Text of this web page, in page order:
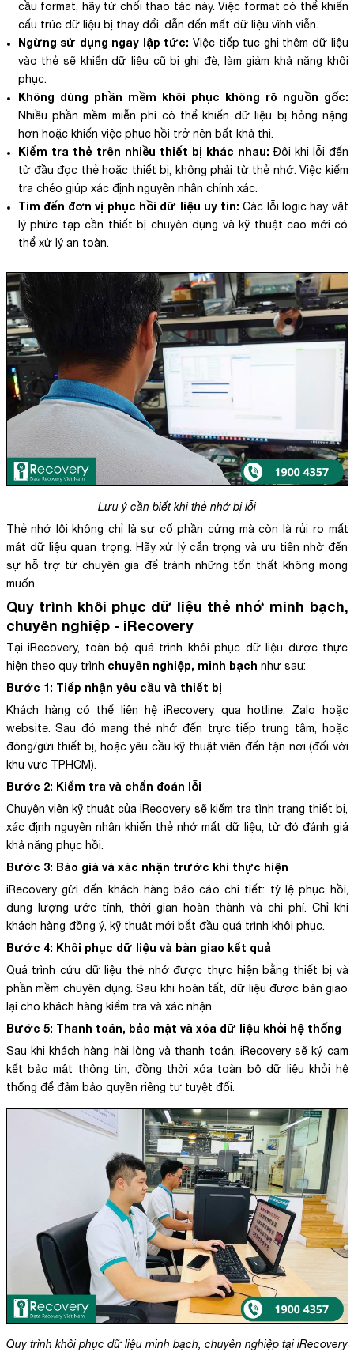
cầu format, hãy từ chối thao tác này. Việc format có thể khiến
cấu trúc dữ liệu bị thay đổi, dẫn đến mất dữ liệu vĩnh viễn.
Ngừng sử dụng ngay lập tức: Việc tiếp tục ghi thêm dữ liệu
vào thẻ sẽ khiến dữ liệu cũ bị ghi đè, làm giảm khả năng khôi
phục.
Không dùng phần mềm khôi phục không rõ nguồn gốc:
Nhiều phần mềm miễn phí có thể khiến dữ liệu bị hỏng nặng
hơn hoặc khiến việc phục hồi trở nên bất khả thi.
Kiểm tra thẻ trên nhiều thiết bị khác nhau: Đôi khi lỗi đến
từ đầu đọc thẻ hoặc thiết bị, không phải từ thẻ nhớ. Việc kiểm
tra chéo giúp xác định nguyên nhân chính xác.
Tìm đến đơn vị phục hồi dữ liệu uy tín: Các lỗi logic hay vật
lý phức tạp cần thiết bị chuyên dụng và kỹ thuật cao mới có
thể xử lý an toàn.
Lưu ý cần biết khi thẻ nhớ bị lỗi
Thẻ nhớ lỗi không chỉ là sự cố phần cứng mà còn là rủi ro mất
mát dữ liệu quan trọng. Hãy xử lý cẩn trọng và ưu tiên nhờ đến
sự hỗ trợ từ chuyên gia để tránh những tổn thất không mong
muốn.
Quy trình khôi phục dữ liệu thẻ nhớ minh bạch,
chuyên nghiệp - iRecovery
Tại iRecovery, toàn bộ quá trình khôi phục dữ liệu được thực
hiện theo quy trình chuyên nghiệp, minh bạch như sau:
Bước 1: Tiếp nhận yêu cầu và thiết bị
Khách hàng có thể liên hệ iRecovery qua hotline, Zalo hoặc
website. Sau đó mang thẻ nhớ đến trực tiếp trung tâm, hoặc
đóng/gửi thiết bị, hoặc yêu cầu kỹ thuật viên đến tận nơi (đối với
khu vực TPHCM).
Bước 2: Kiểm tra và chẩn đoán lỗi
Chuyên viên kỹ thuật của iRecovery sẽ kiểm tra tình trạng thiết bị,
xác định nguyên nhân khiến thẻ nhớ mất dữ liệu, từ đó đánh giá
khả năng phục hồi.
Bước 3: Báo giá và xác nhận trước khi thực hiện
iRecovery gửi đến khách hàng báo cáo chi tiết: tỷ lệ phục hồi,
dung lượng ước tính, thời gian hoàn thành và chi phí. Chỉ khi
khách hàng đồng ý, kỹ thuật mới bắt đầu quá trình khôi phục.
Bước 4: Khôi phục dữ liệu và bàn giao kết quả
Quá trình cứu dữ liệu thẻ nhớ được thực hiện bằng thiết bị và
phần mềm chuyên dụng. Sau khi hoàn tất, dữ liệu được bàn giao
lại cho khách hàng kiểm tra và xác nhận.
Bước 5: Thanh toán, bảo mật và xóa dữ liệu khỏi hệ thống
Sau khi khách hàng hài lòng và thanh toán, iRecovery sẽ ký cam
kết bảo mật thông tin, đồng thời xóa toàn bộ dữ liệu khỏi hệ
thống để đảm bảo quyền riêng tư tuyệt đối.
Quy trình khôi phục dữ liệu minh bạch, chuyên nghiệp tại iRecovery